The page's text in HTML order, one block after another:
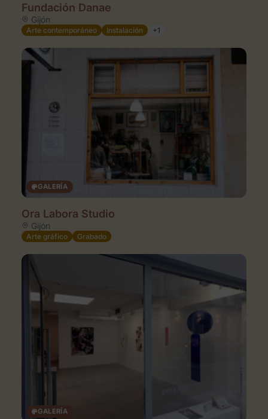
Fundación Danae
Gijón
Arte contemporáneo Instalación +1
GALERÍA
Ora Labora Studio
Gijón
Arte gráfico Grabado
GALERÍA